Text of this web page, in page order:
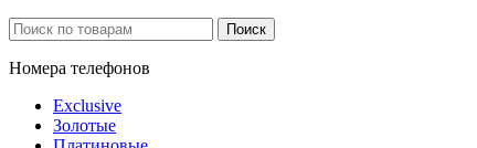
Поиск
Номера телефонов
Exclusive
Золотые